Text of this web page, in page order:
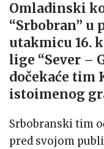
Omladinski
“Srbobran” u
utakmicu 16.
lige “Sever –
dočekaće tim
istoimenog
Srbobranski tim
pred svojom